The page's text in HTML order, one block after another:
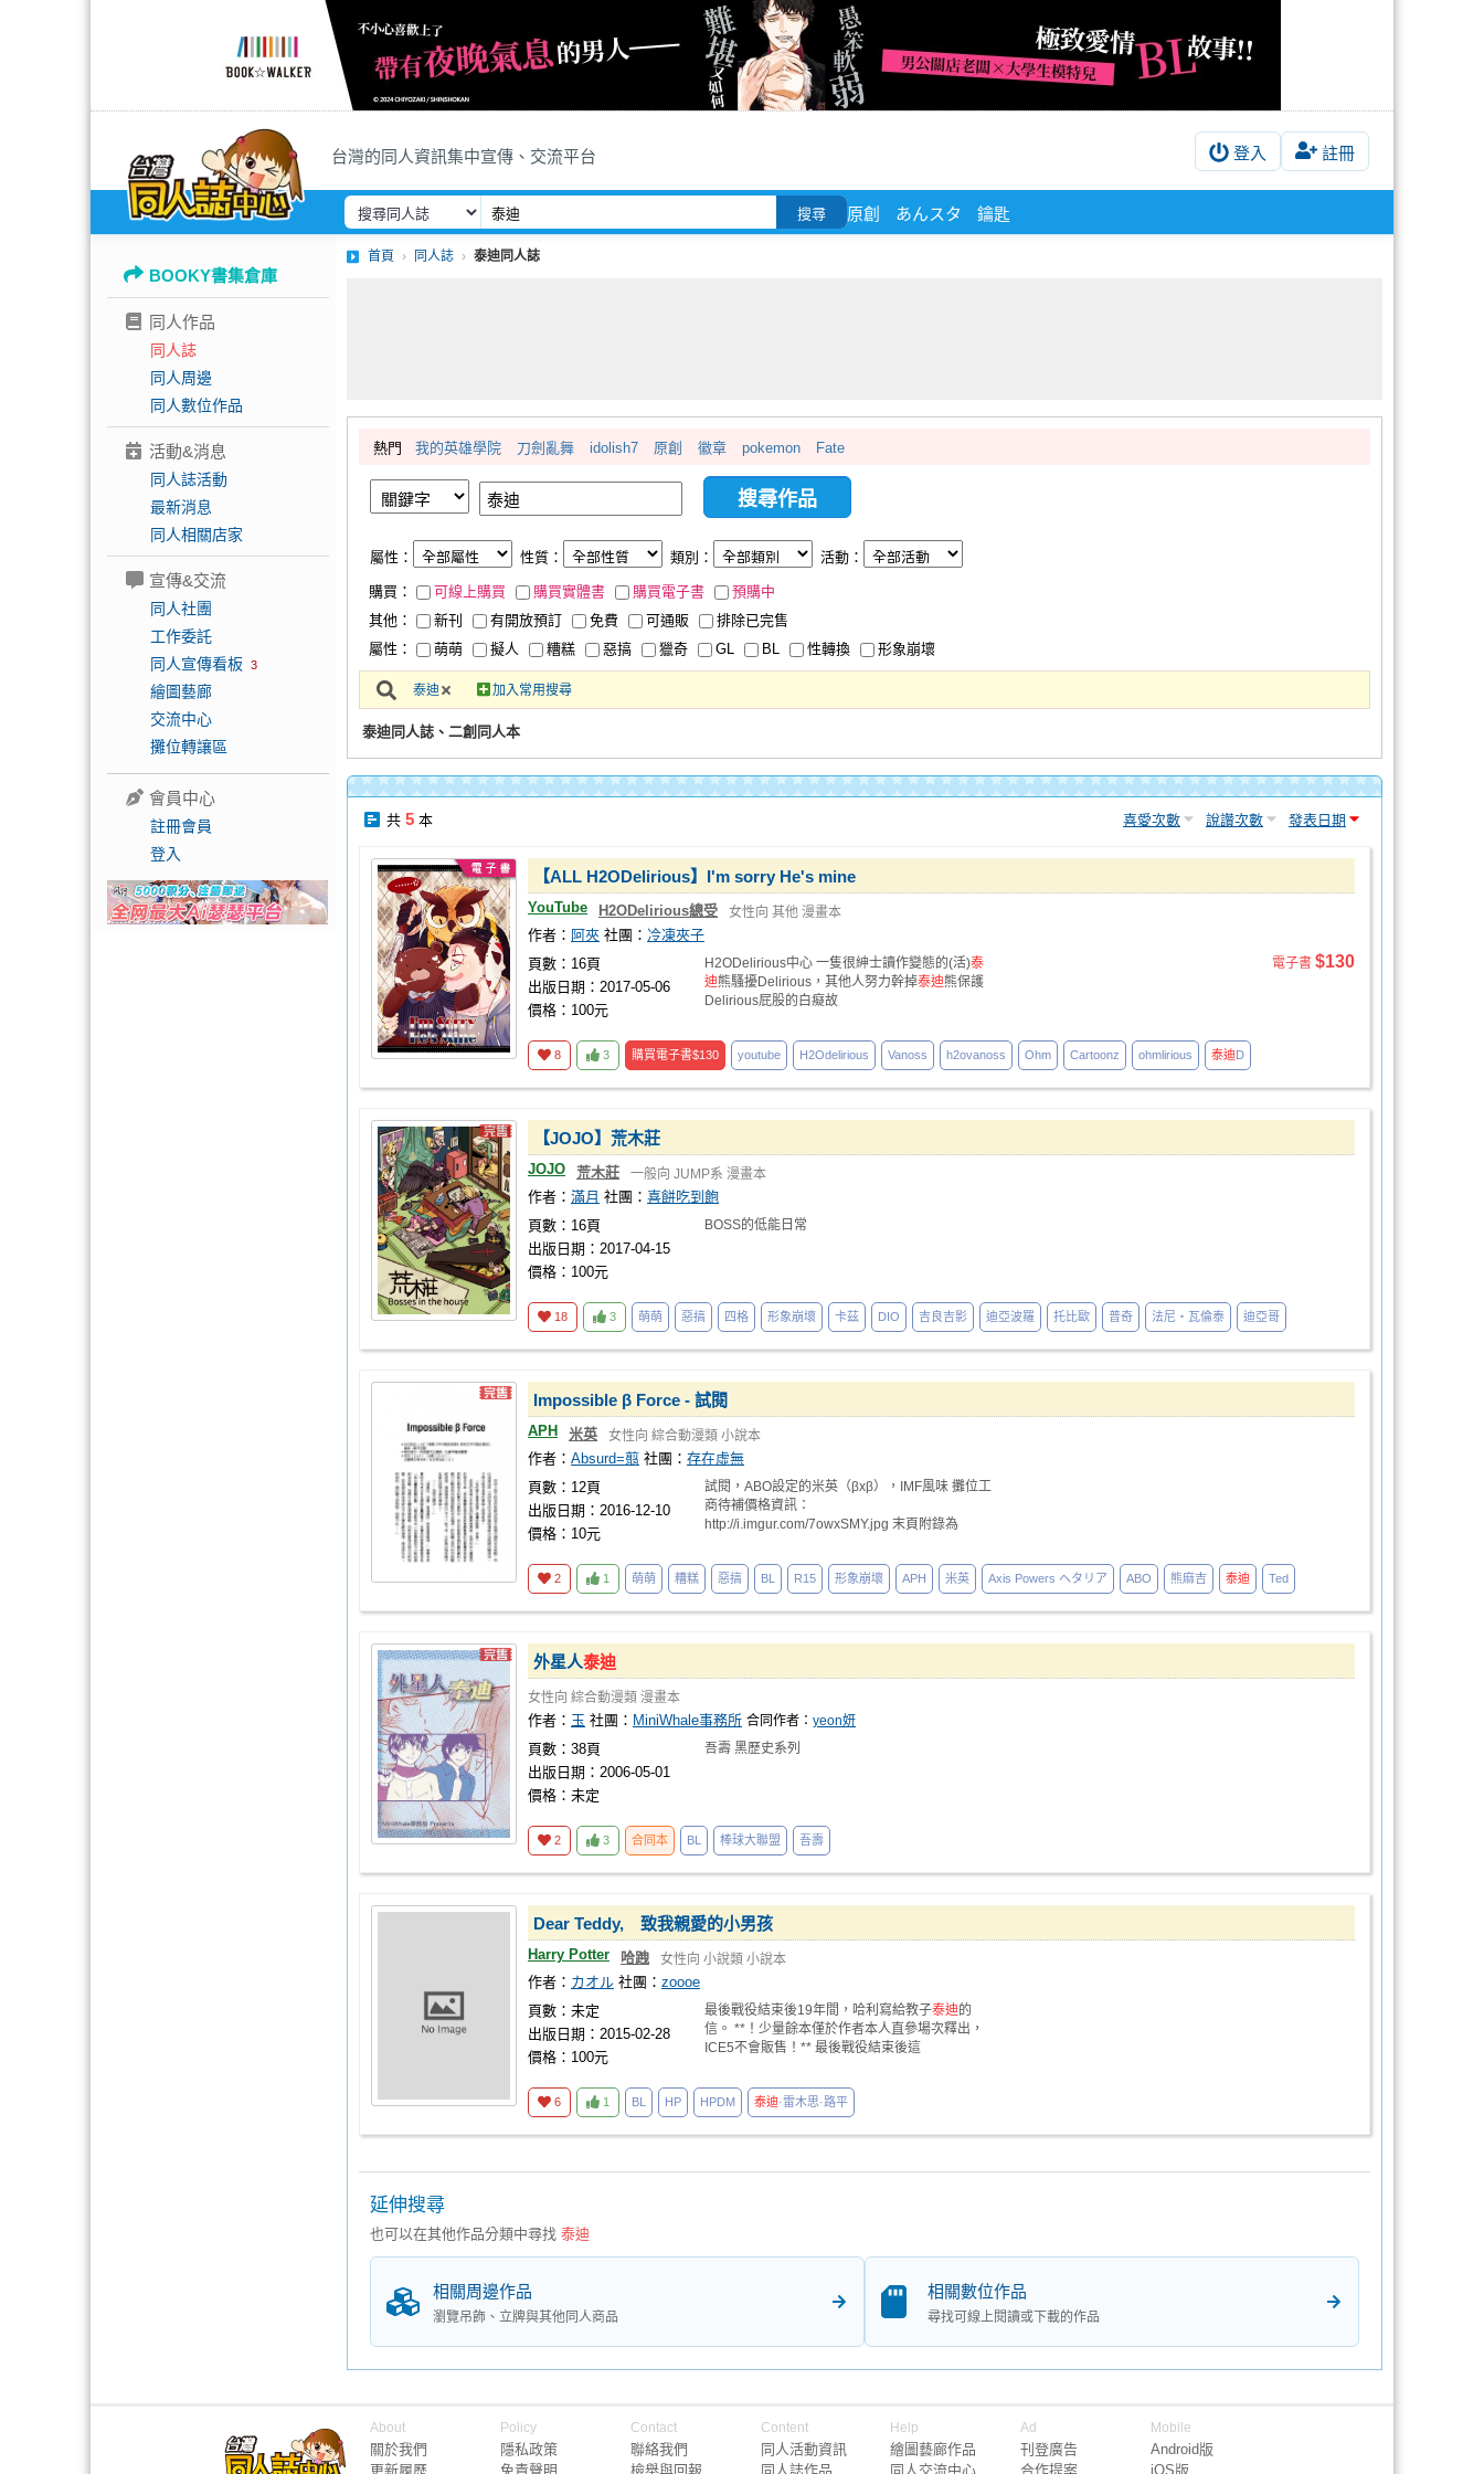
台灣的同人資訊集中宣傳、交流平台 登入 註冊
搜尋 原創 あんスタ 鑰匙
BOOKY書集倉庫
同人作品
同人誌
同人周邊
同人數位作品
活動&消息
同人誌活動
最新消息
同人相關店家
宣傳&交流
同人社團
工作委託
同人宣傳看板 3
繪圖藝廊
交流中心
攤位轉讓區
會員中心
註冊會員
登入
首頁 同人誌 泰迪同人誌
熱門 我的英雄學院 刀劍亂舞 idolish7 原創 徽章 pokemon Fate
屬性： 性質： 類別： 活動：
購買： 可線上購買 購買實體書 購買電子書
預購中
其他：
新刊 有開放預訂 免費 可通販
排除已完售
屬性：
萌萌 擬人 糟糕 惡搞 獵奇 GL BL 性轉換 形象崩壞
泰迪 加入常用搜尋
泰迪同人誌、二創同人本
共 5 本 喜愛次數 說讚次數 發表日期
【ALL H2ODelirious】I'm sorry He's mine
YouTube H2ODelirious總受 女性向 其他 漫畫本
作者： 阿夾 社團： 冷凍夾子
頁數：16頁
出版日期：2017-05-06
價格：100元
H2ODelirious中心 一隻很紳士讀作變態的(活)泰
迪熊騷擾Delirious，其他人努力幹掉泰迪熊保護
Delirious屁股的白癡故
電子書 $130
8 3 購買電子書$130 youtube H2Odelirious Vanoss h2ovanoss Ohm Cartoonz ohmlirious 泰迪D
【JOJO】荒木莊
JOJO 荒木莊 一般向 JUMP系 漫畫本
作者： 滿月 社團： 喜餅吃到飽
頁數：16頁
出版日期：2017-04-15
價格：100元
BOSS的低能日常
18 3 萌萌 惡搞 四格 形象崩壞 卡茲 DIO 吉良吉影 迪亞波羅 托比歐 普奇 法尼‧瓦倫泰 迪亞哥
Impossible β Force - 試閱
APH 米英 女性向 綜合動漫類 小說本
作者： Absurd=翦 社團： 存在虛無
頁數：12頁
出版日期：2016-12-10
價格：10元
試閱，ABO設定的米英（βxβ），IMF風味 攤位工
商待補價格資訊：
http://i.imgur.com/7owxSMY.jpg 末頁附錄為
2 1 萌萌 糟糕 惡搞 BL R15 形象崩壞 APH 米英 Axis Powers ヘタリア ABO 熊麻吉 泰迪 Ted
外星人泰迪
女性向 綜合動漫類 漫畫本
作者： 玉 社團： MiniWhale事務所 合同作者： yeon妍
頁數：38頁
出版日期：2006-05-01
價格：未定
吾壽 黑歷史系列
2 3 合同本 BL 棒球大聯盟 吾壽
Dear Teddy, 致我親愛的小男孩
Harry Potter 哈跩 女性向 小說類 小說本
作者： カオル 社團： zoooe
頁數：未定
出版日期：2015-02-28
價格：100元
最後戰役結束後19年間，哈利寫給教子泰迪的
信。 **！少量餘本僅於作者本人直參場次釋出，
ICE5不會販售！** 最後戰役結束後這
6 1 BL HP HPDM 泰迪·雷木思·路平
延伸搜尋
也可以在其他作品分類中尋找 泰迪
相關周邊作品
瀏覽吊飾、立牌與其他同人商品
相關數位作品
尋找可線上閱讀或下載的作品
About
關於我們
更新履歷
Policy
隱私政策
免責聲明
Contact
聯絡我們
檢舉與回報
Content
同人活動資訊
同人誌作品
Help
繪圖藝廊作品
同人交流中心
Ad
刊登廣告
合作提案
Mobile
Android版
iOS版